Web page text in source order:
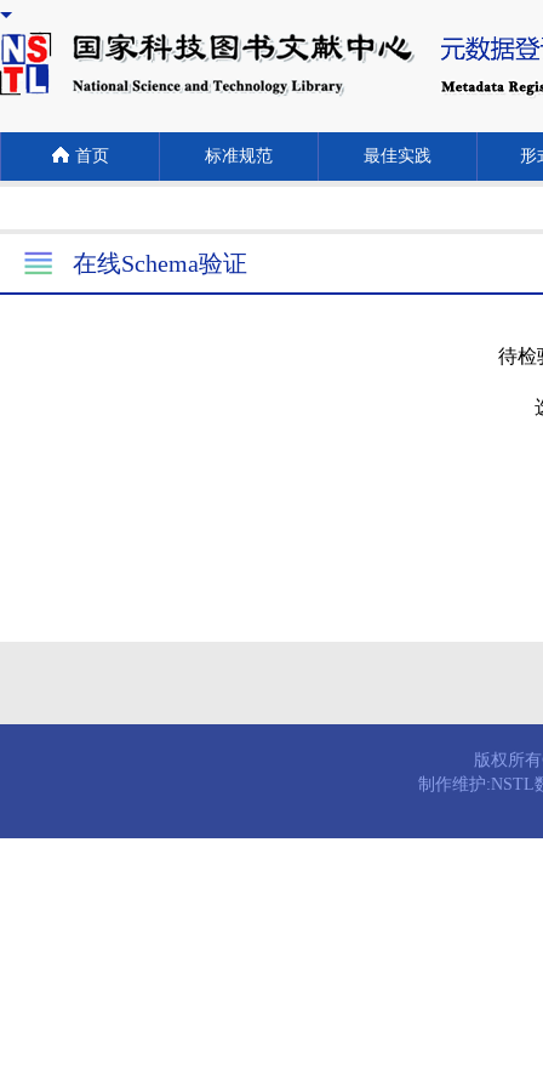
首页 标准规范 最佳实践 形
在线Schema验证
待检
版权所
制作维护:NSTL